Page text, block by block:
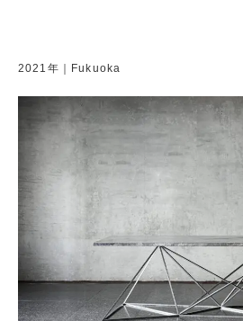
2021年｜Fukuoka